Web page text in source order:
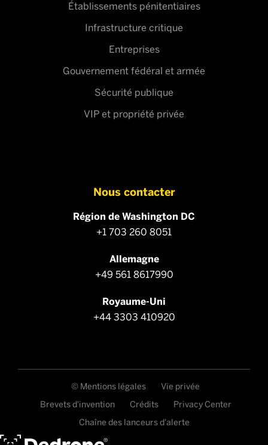
Établissements pénitentiaires
Infrastructure critique
Entreprises
Gouvernement fédéral et armée
Sécurité publique
VIP et propriété privée
Nous contacter
Région de Washington DC
+1 703 260 8051
Allemagne
+49 561 8617990
Royaume-Uni
+44 3303 410920
© Mentions légales
Vie privée
Brevets d'invention
Crédits
Privacy Center
Chaîne des lanceurs d'alerte